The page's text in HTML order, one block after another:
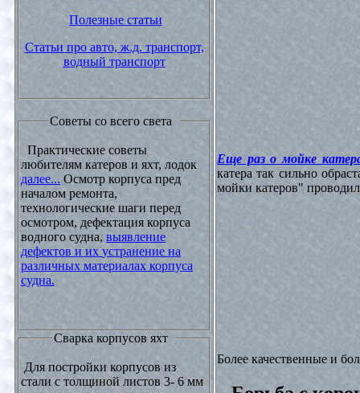
Полезные статьи
Статьи про авто, ж.д. транспорт,
водный транспорт
Советы со всего света
Практические советы
любителям катеров и яхт, лодок
далее... Осмотр корпуса пред
началом ремонта,
технологические шаги перед
осмотром, дефектация корпуса
водного судна, выявление
дефектов и их устранение на
различных материалах корпуса
судна.
Сварка корпусов яхт
Для постройки корпусов из
стали с толщиной листов 3- 6 мм
Еще раз о мойке
катера так сильно
мойки катеров"
Более качественные и